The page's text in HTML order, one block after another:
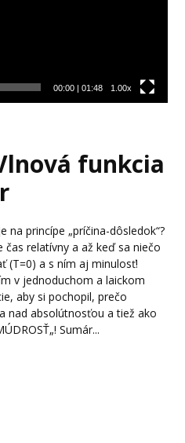
00:00| 01:48 1.00x
funkcia
na princípe „príčina-dôsledok“?
relatívny a až keď sa niečo
(T=0) a s ním aj minulosť!
v jednoduchom a laickom
aby si pochopil, prečo
nad absolútnosťou a tiež ako
Sumár...